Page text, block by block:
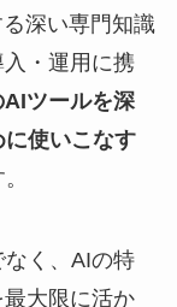
深い専門知識
・運用に携
ツールを深
に使いこなす
く、AIの特
大限に活か